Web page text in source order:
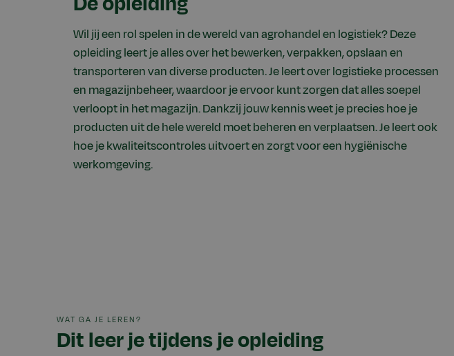
Wil jij een rol spelen in de wereld van agrohandel en logistiek? Deze
opleiding leert je alles over het bewerken, verpakken, opslaan en
transporteren van diverse producten. Je leert over logistieke processen
en magazijnbeheer, waardoor je ervoor kunt zorgen dat alles soepel
verloopt in het magazijn. Dankzij jouw kennis weet je precies hoe je
producten uit de hele wereld moet beheren en verplaatsen. Je leert ook
hoe je kwaliteitscontroles uitvoert en zorgt voor een hygiënische
werkomgeving.
WAT GA JE LEREN?
Dit leer je tijdens je opleiding